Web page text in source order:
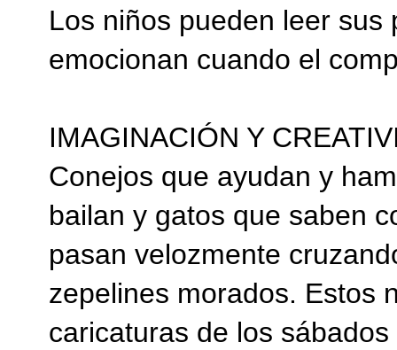
Los niños pueden leer
emocionan cuando el
IMAGINACIÓN Y
Conejos que ayudan y
bailan y gatos que saben
pasan velozmente
zepelines morados. Estos
caricaturas de los